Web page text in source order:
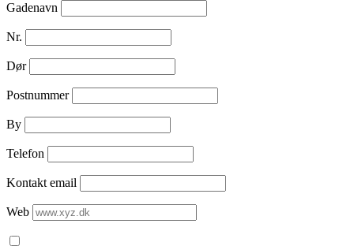
Gadenavn
Nr.
Dør
Postnummer
By
Telefon
Kontakt email
Web